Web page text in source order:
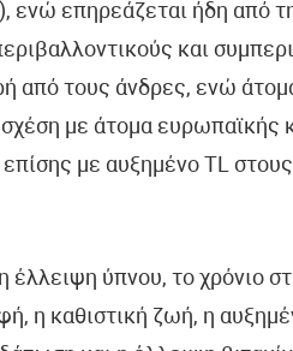
ενώ επηρεάζεται ήδη από
και
από τους άνδρες, ενώ
με άτομα ευρωπαϊκής
με αυξημένο TL στους
ύπνου, το χρόνιο
η καθιστική ζωή, η